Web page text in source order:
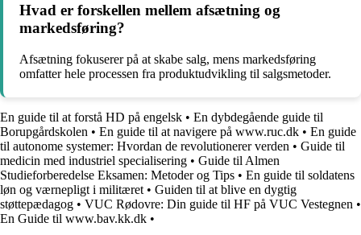
Hvad er forskellen mellem afsætning og
markedsføring?
Afsætning fokuserer på at skabe salg, mens markedsføring
omfatter hele processen fra produktudvikling til salgsmetoder.
En guide til at forstå HD på engelsk • En dybdegående guide til
Borupgårdskolen • En guide til at navigere på www.ruc.dk • En guide
til autonome systemer: Hvordan de revolutionerer verden • Guide til
medicin med industriel specialisering • Guide til Almen
Studieforberedelse Eksamen: Metoder og Tips • En guide til soldatens
løn og værnepligt i militæret • Guiden til at blive en dygtig
støttepædagog • VUC Rødovre: Din guide til HF på VUC Vestegnen •
En Guide til www.bav.kk.dk •